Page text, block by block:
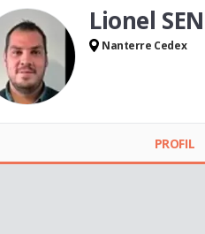
Lionel
Nanterre Cedex
PROFIL